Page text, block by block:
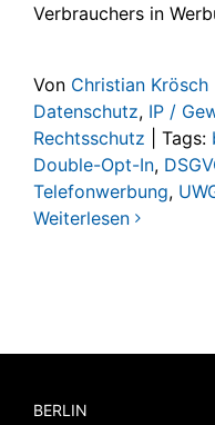
Verbrauchers in
Von Christian Krösch
Datenschutz, IP /
Rechtsschutz
Tags:
Double-Opt-In,
Telefonwerbung,
Weiterlesen
BERLIN